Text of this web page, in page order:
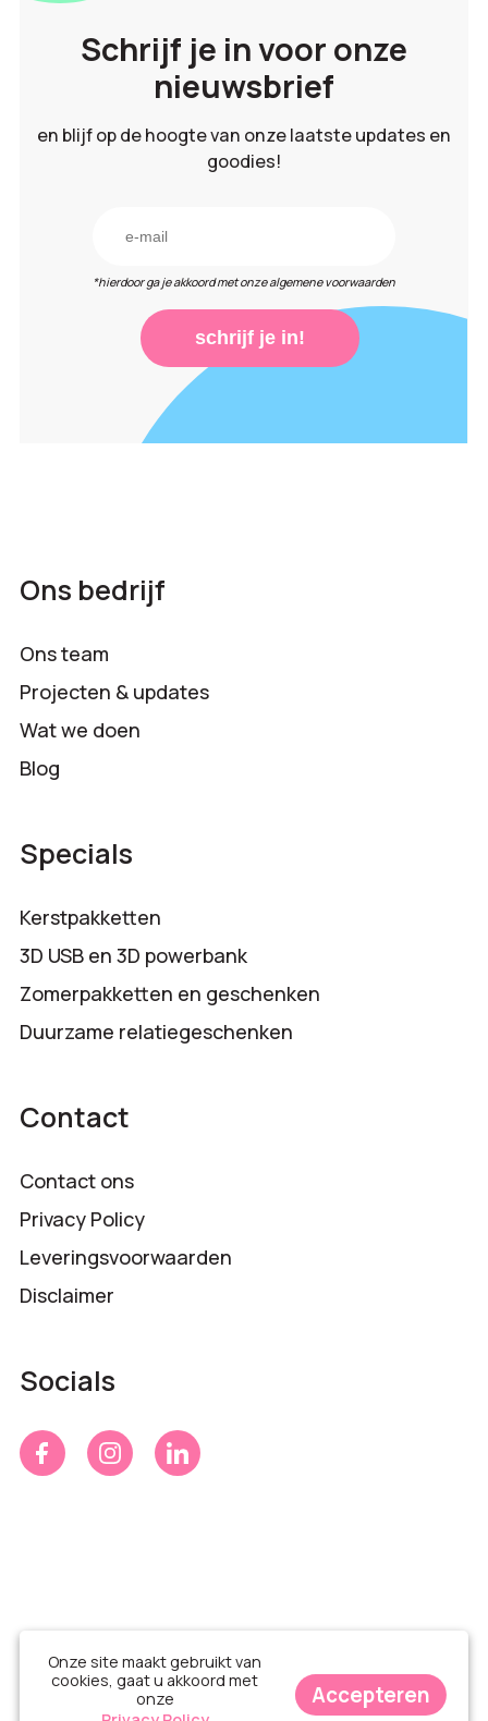
Schrijf je in voor onze
nieuwsbrief
en blijf op de hoogte van onze laatste updates en
goodies!
*hierdoor ga je akkoord met onze algemene voorwaarden
schrijf je in!
Ons bedrijf
Ons team
Projecten & updates
Wat we doen
Blog
Specials
Kerstpakketten
3D USB en 3D powerbank
Zomerpakketten en geschenken
Duurzame relatiegeschenken
Contact
Contact ons
Privacy Policy
Leveringsvoorwaarden
Disclaimer
Socials
Onze site maakt gebruikt van
cookies, gaat u akkoord met
onze
Accepteren